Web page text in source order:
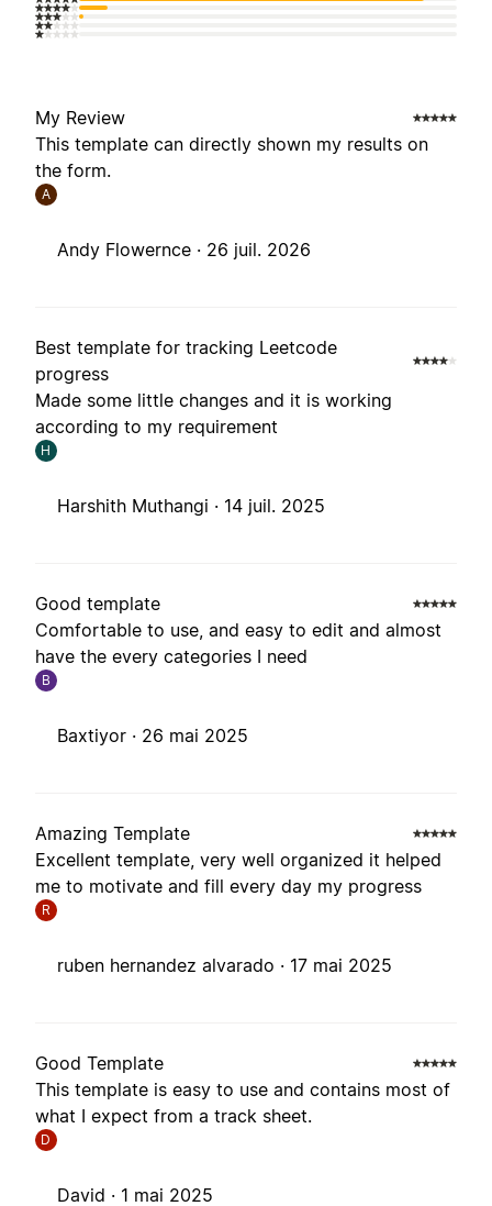
My Review
This template can directly shown my results on
the form.
A
Andy Flowernce · 26 juil. 2026
Best template for tracking Leetcode
progress
Made some little changes and it is working
according to my requirement
H
Harshith Muthangi · 14 juil. 2025
Good template
Comfortable to use, and easy to edit and almost
have the every categories I need
B
Baxtiyor · 26 mai 2025
Amazing Template
Excellent template, very well organized it helped
me to motivate and fill every day my progress
R
ruben hernandez alvarado · 17 mai 2025
Good Template
This template is easy to use and contains most of
what I expect from a track sheet.
D
David · 1 mai 2025